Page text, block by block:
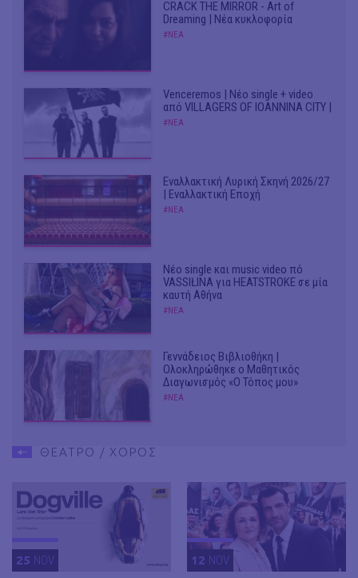
CRACK THE MIRROR - Art of
Dreaming | Νέα κυκλοφορία
#ΝΕΑ
Venceremos | Νέο single + video
από VILLAGERS OF IOANNINA CITY |
#ΝΕΑ
Εναλλακτική Λυρική Σκηνή 2026/27
| Εναλλακτική Εποχή
#ΝΕΑ
Νέο single και music video πό
VASSIŁINA για HEATSTROKE σε μία
καυτή Αθήνα
#ΝΕΑ
Γεννάδειος Βιβλιοθήκη |
Ολοκληρώθηκε ο Μαθητικός
Διαγωνισμός «Ο Τόπος μου»
#ΝΕΑ
ΘΕΑΤΡΟ / ΧΟΡΟΣ
25 NOV 12 NOV